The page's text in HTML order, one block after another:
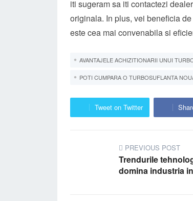
iti sugeram sa iti contactezi
originala. In plus, vei beneficia
este cea mai convenabila si
AVANTAJELE ACHIZITIONARII UNUI
POTI CUMPARA O TURBOSUFLANTA
Tweet on Twitter
PREVIOUS POST
Trendurile
domina industria